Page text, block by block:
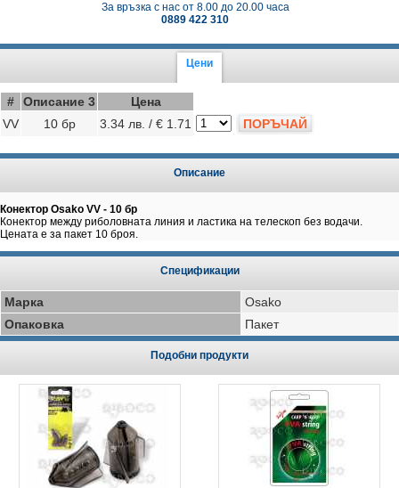
За връзка с нас от 8.00 до 20.00 часа
0889 422 310
Цени
# Описание 3
Цена
VV
10 бр 3.34 лв. / € 1.71 ПОРЪЧАЙ
Описание
Конектор Osako VV - 10 бр
Конектор между риболовната линия и ластика на телескоп без водачи.
Цената е за пакет 10 броя.
Спецификации
Марка
Osako
Опаковка
Пакет
Подобни продукти